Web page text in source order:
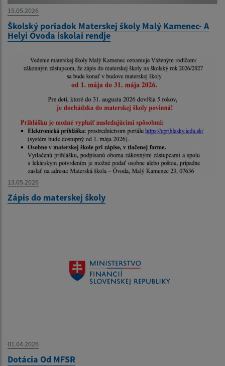
15.05.2026
Školský poriadok Materskej školy Malý Kamenec- A
Helyi Óvoda iskolai rendje
13.05.2026
Zápis do materskej školy
01.04.2026
Dotácia Od MFSR